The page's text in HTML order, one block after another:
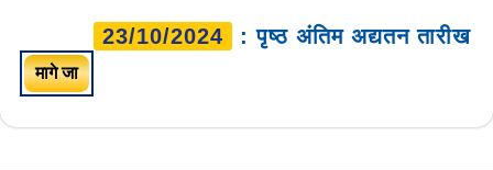
23/10/2024 : पृष्ठ अंतिम अद्यतन तारीख
मागे जा